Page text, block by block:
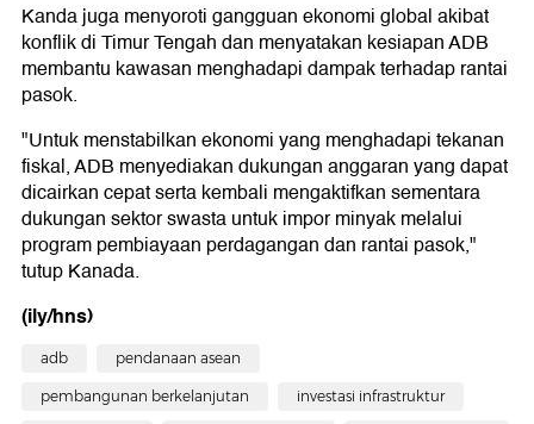
Kanda juga menyoroti gangguan ekonomi global akibat
konflik di Timur Tengah dan menyatakan kesiapan ADB
membantu kawasan menghadapi dampak terhadap rantai
pasok.
"Untuk menstabilkan ekonomi yang menghadapi tekanan
fiskal, ADB menyediakan dukungan anggaran yang dapat
dicairkan cepat serta kembali mengaktifkan sementara
dukungan sektor swasta untuk impor minyak melalui
program pembiayaan perdagangan dan rantai pasok,"
tutup Kanada.
(ily/hns)
adb pendanaan asean
pembangunan berkelanjutan investasi infrastruktur